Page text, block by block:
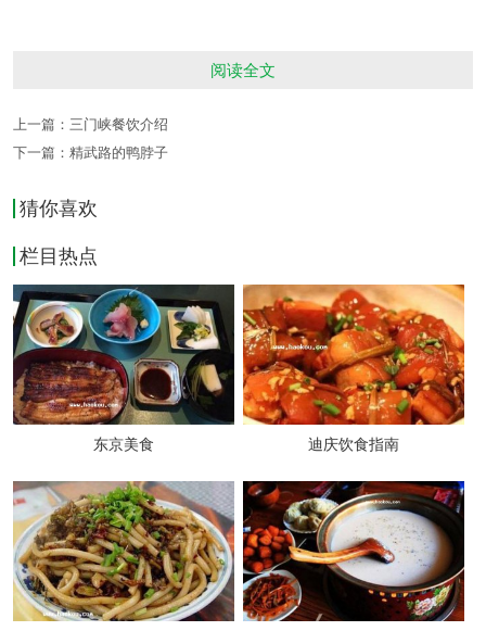
提示：武昌区的彭刘杨路（离黄鹤楼很近）上
的武昌酒楼以烹制武昌鱼著称，可以去尝一
尝。
阅读全文
上一篇： 三门峡餐饮介绍
下一篇： 精武路的鸭脖子
猜你喜欢
栏目热点
东京美食 迪庆饮食指南